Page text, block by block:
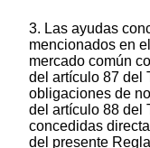
3. Las ayudas
mencionados en
mercado común
del artículo 87 del
obligaciones de
del artículo 88 del
concedidas
del presente